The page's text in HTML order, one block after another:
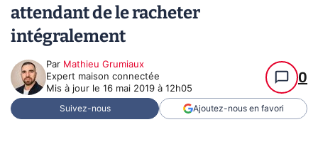
attendant de le racheter
intégralement
Par Mathieu Grumiaux
Expert maison connectée
Mis à jour le 16 mai 2019 à 12h05
0
Suivez-nous Ajoutez-nous en favori